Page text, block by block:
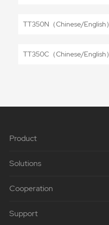
TT350N（Chinese/English）
TT350C（Chinese/English）
Product
Solutions
Cooperation
Support